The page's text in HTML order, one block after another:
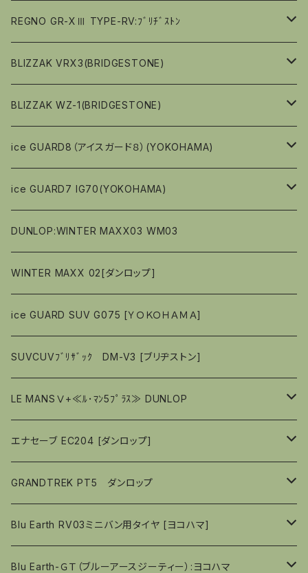
偏平率（％）６０
偏平率（％）６５
偏平率（％）６０
17ｲﾝﾁ
偏平率（％）６０
偏平率（％）５５
18ｲﾝﾁ
偏平率（％）５５
偏平率（％）５０
19ｲﾝﾁ
偏平率（％）５０
偏平率（％）70
偏平率（％）70
偏平率（％）65
15ｲﾝﾁ
偏平率（％）65
偏平率（％）60
16ｲﾝﾁ
偏平率（％）65
偏平率（％）60
17ｲﾝﾁ
偏平率（％）60
偏平率（％）55
18ｲﾝﾁ
偏平率（％）50
偏平率（％）45
偏平率（％）80
偏平率（％）70
17ｲﾝﾁ
偏平率（％）65
18ｲﾝﾁ
偏平率（％）60
偏平率（％）55
19ｲﾝﾁ
偏平率（％）55
偏平率（％）45
17ｲﾝﾁ
偏平率（％）65
偏平率（％）60
18ｲﾝﾁ
偏平率（％）60
偏平率（％）55
19ｲﾝﾁ
偏平率（％）55
REGNO GR-XⅢ TYPE-RV:ﾌﾞﾘﾁﾞｽﾄﾝ
15ｲﾝﾁ
偏平率（％）65
16ｲﾝﾁ
偏平率（％）65
偏平率（％）60
17ｲﾝﾁ
偏平率（％）65
偏平率（％）60
18ｲﾝﾁ
偏平率（％）60
偏平率（％）55
BLIZZAK VRX3(BRIDGESTONE)
13ｲﾝﾁ
偏平率（％）80
偏平率（％）70
14ｲﾝﾁ
偏平率（％）70
偏平率（％）65
15ｲﾝﾁ
偏平率（％）65
偏平率（％）60
16ｲﾝﾁ
偏平率（％）65
偏平率（％）60
17ｲﾝﾁ
偏平率（％）65
偏平率（％）60
18ｲﾝﾁ
偏平率（％）65
偏平率（％）60
19ｲﾝﾁ
偏平率（％）50
BLIZZAK WZ-1(BRIDGESTONE)
１３インチ
偏平率（％）８０
偏平率（％）７０
１４インチ
偏平率（％）７０
偏平率（％）６５
１５インチ
偏平率（％）８０
偏平率（％）６５
１６インチ
偏平率（％）８０
偏平率（％）７０
１７インチ
偏平率（％）６５
偏平率（％）６０
１８インチ
偏平率（％）６５
偏平率（％）６０
１９インチ
偏平率（％）５５
偏平率（％）５０
ice GUARD8（アイスガード８）(YOKOHAMA)
１４インチ
偏平率（％）７０
偏平率（％）６５
１５インチ
偏平率（％）６５
偏平率（％）６０
１６インチ
偏平率（％）８０
偏平率（％）７０
１７インチ
偏平率（％）６５
偏平率（％）６０
１８インチ
偏平率（％）６５
偏平率（％）６０
１９インチ
偏平率（％）６０
偏平率（％）５５
ice GUARD7 IG70(YOKOHAMA)
13ｲﾝﾁ
14ｲﾝﾁ
偏平率（％）70
偏平率（％）65
15ｲﾝﾁ
偏平率（％）65
偏平率（％）60
16ｲﾝﾁ
偏平率（％）65
偏平率（％）60
17ｲﾝﾁ
偏平率（％）60
偏平率（％）55
18ｲﾝﾁ
偏平率（％）60
偏平率（％）55
19ｲﾝﾁ
偏平率（％）50
DUNLOP:WINTER MAXX03 WM03
WINTER MAXX 02[ダンロップ]
ice GUARD SUV G075 [ＹＯＫＯＨＡＭＡ]
SUVCUVﾌﾞﾘｻﾞｯｸ DM-V3 [ブリヂストン]
LE MANSⅤ+≪ﾙ･ﾏﾝ5ﾌﾟﾗｽ≫ DUNLOP
14ｲﾝﾁ
15ｲﾝﾁ
16ｲﾝﾁ
17ｲﾝﾁ
エナセーブ EC204 [ダンロップ]
１３ｲﾝﾁ
偏平率（％）80
偏平率（％）70
１４ｲﾝﾁ
偏平率（％）70
１５ｲﾝﾁ
GRANDTREK PT5 ダンロップ
15ｲﾝﾁ
16ｲﾝﾁ
Blu Earth RV03ミニバン用タイヤ [ヨコハマ]
15ｲﾝﾁ
Blu Earth-ＧＴ（ブルーアースジーティー）:ヨコハマ